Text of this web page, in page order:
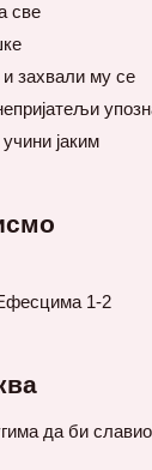
све
захвали му се
јаким
1-2
да би